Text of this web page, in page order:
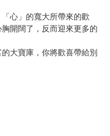
心」的寬大所帶來的歡
開闊了，反而迎來更多的
大寶庫，你將歡喜帶給別